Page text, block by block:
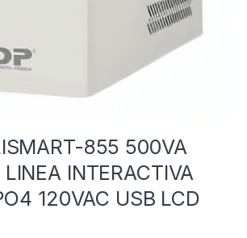
855 500VA
INTERACTIVA
120VAC USB LCD